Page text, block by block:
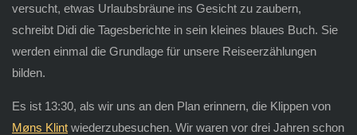
versucht, etwas Urlaubsbräune ins Gesicht zu zaubern,
schreibt Didi die Tagesberichte in sein kleines blaues Buch. Sie
werden einmal die Grundlage für unsere Reiseerzählungen
bilden.
Es ist 13:30, als wir uns an den Plan erinnern, die Klippen von
Møns Klintwiederzubesuchen. Wir waren vor drei Jahren schon